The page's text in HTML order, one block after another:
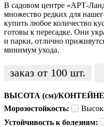
В садовом центре «АРТ-
множество редких для
купить любое количество
готовы к пересадке. Они
и парки, отлично
минимум ухода.
заказ от 100 шт.
ВЫСОТА (см)/
Морозостойкость:
Устойчивость к болезням: